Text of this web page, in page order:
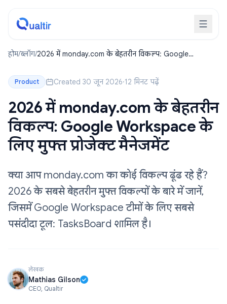
होम/ब्लॉग/2026 में monday.com के बेहतरीन विकल्प: Google
Product Created 30 जून 2026·12 मिनट पढ़ें
2026 में monday.com के बेहतरीन
विकल्प: Google Workspace के
लिए मुफ्त प्रोजेक्ट मैनेजमेंट
क्या आप monday.com का कोई विकल्प ढूंढ रहे हैं?
2026 के सबसे बेहतरीन मुफ्त विकल्पों के बारे में जानें,
जिसमें Google Workspace टीमों के लिए सबसे
पसंदीदा टूल: TasksBoard शामिल है।
लेखक
Mathias Gilson
CEO, Qualtir